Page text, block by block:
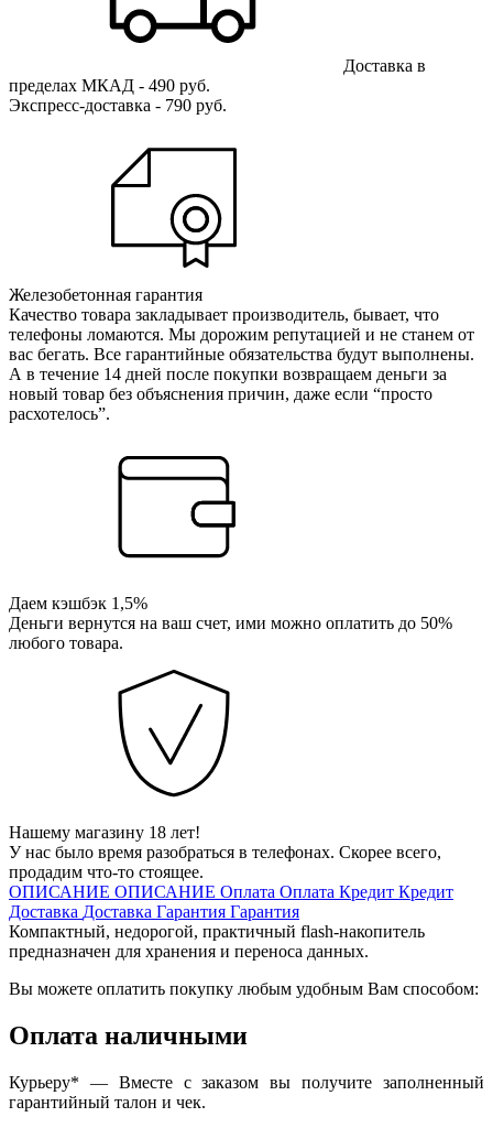
Доставка в
пределах МКАД - 490 руб.
Экспресс-доставка - 790 руб.
Железобетонная гарантия
Качество товара закладывает производитель, бывает, что
телефоны ломаются. Мы дорожим репутацией и не станем от
вас бегать. Все гарантийные обязательства будут выполнены.
А в течение 14 дней после покупки возвращаем деньги за
новый товар без объяснения причин, даже если “просто
расхотелось”.
Даем кэшбэк 1,5%
Деньги вернутся на ваш счет, ими можно оплатить до 50%
любого товара.
Нашему магазину 18 лет!
У нас было время разобраться в телефонах. Скорее всего,
продадим что-то стоящее.
ОПИСАНИЕ ОПИСАНИЕ Оплата Оплата Кредит Кредит
Доставка Доставка Гарантия Гарантия
Компактный, недорогой, практичный flash-накопитель
предназначен для хранения и переноса данных.
Вы можете оплатить покупку любым удобным Вам способом:
Оплата наличными
Курьеру* — Вместе с заказом вы получите заполненный
гарантийный талон и чек.